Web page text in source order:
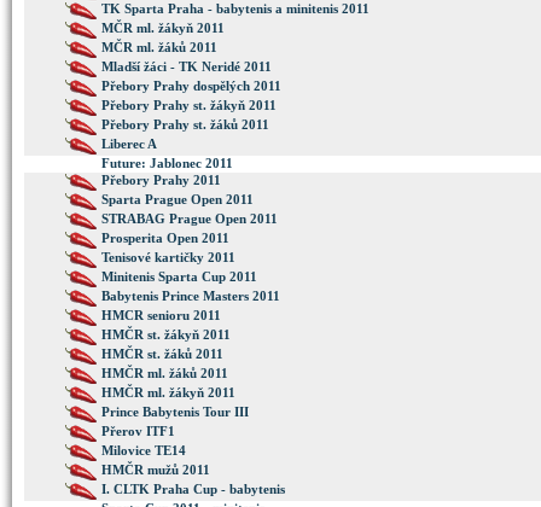
TK Sparta Praha - babytenis a minitenis 2011
MČR ml. žákyň 2011
MČR ml. žáků 2011
Mladší žáci - TK Neridé 2011
Přebory Prahy dospělých 2011
Přebory Prahy st. žákyň 2011
Přebory Prahy st. žáků 2011
Liberec A
Future: Jablonec 2011
Přebory Prahy 2011
Sparta Prague Open 2011
STRABAG Prague Open 2011
Prosperita Open 2011
Tenisové kartičky 2011
Minitenis Sparta Cup 2011
Babytenis Prince Masters 2011
HMCR senioru 2011
HMČR st. žákyň 2011
HMČR st. žáků 2011
HMČR ml. žáků 2011
HMČR ml. žákyň 2011
Prince Babytenis Tour III
Přerov ITF1
Milovice TE14
HMČR mužů 2011
I. CLTK Praha Cup - babytenis